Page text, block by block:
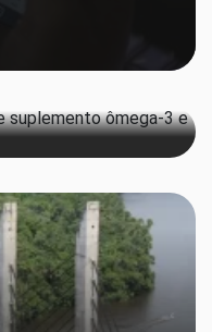
suplemento